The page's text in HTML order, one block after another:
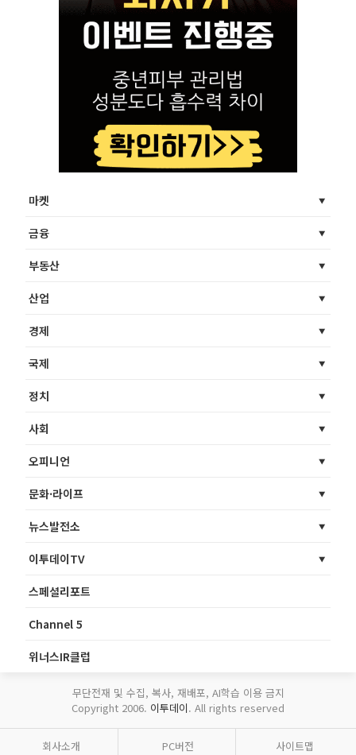
마켓
금융
부동산
산업
경제
국제
정치
사회
오피니언
문화·라이프
뉴스발전소
이투데이TV
스페셜리포트
Channel 5
위너스IR클럽
무단전재 및 수집, 복사, 재배포, AI학습 이용 금지
Copyright 2006. 이투데이. All rights reserved
회사소개 PC버전 사이트맵